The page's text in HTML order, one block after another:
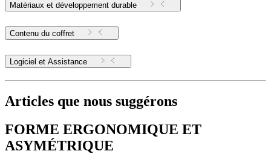
Matériaux et développement durable
Contenu du coffret
Logiciel et Assistance
Articles que nous suggérons
FORME ERGONOMIQUE ET
ASYMÉTRIQUE